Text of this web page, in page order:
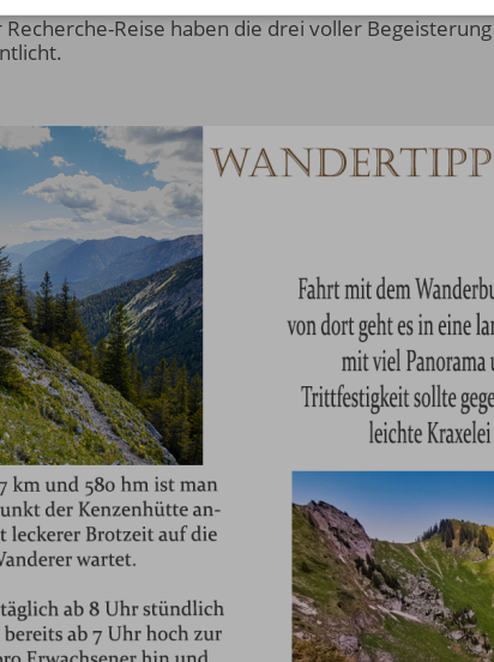
Reise haben die drei voller